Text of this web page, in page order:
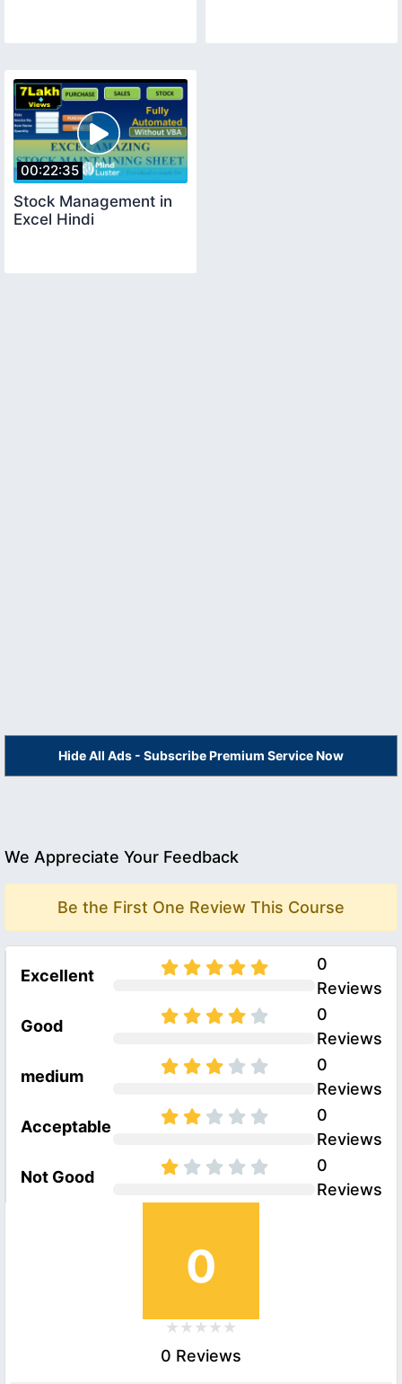
00:22:35
Stock Management in
Excel Hindi
Hide All Ads - Subscribe Premium Service Now
We Appreciate Your Feedback
Be the First One Review This Course
Excellent
0
Reviews
Good
0
Reviews
medium
0
Reviews
Acceptable
0
Reviews
Not Good
0
Reviews
0
0 Reviews